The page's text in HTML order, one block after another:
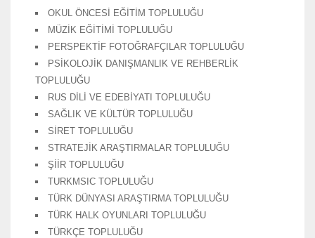
OKUL ÖNCESİ EĞİTİM TOPLULUĞU
MÜZİK EĞİTİMİ TOPLULUĞU
PERSPEKTİF FOTOĞRAFÇILAR TOPLULUĞU
PSİKOLOJİK DANIŞMANLIK VE REHBERLİK
TOPLULUĞU
RUS DİLİ VE EDEBİYATI TOPLULUĞU
SAĞLIK VE KÜLTÜR TOPLULUĞU
SİRET TOPLULUĞU
STRATEJİK ARAŞTIRMALAR TOPLULUĞU
ŞİİR TOPLULUĞU
TURKMSIC TOPLULUĞU
TÜRK DÜNYASI ARAŞTIRMA TOPLULUĞU
TÜRK HALK OYUNLARI TOPLULUĞU
TÜRKÇE TOPLULUĞU